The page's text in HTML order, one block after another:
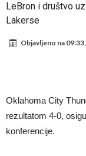
Francuski
pravila
LeBron i društvo
Lakerse
Objavljeno na
Oklahoma City
rezultatom 4-0,
konferencije.